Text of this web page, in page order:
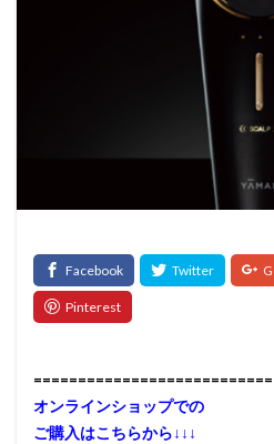
オンラインショップでの
ご購入はこちらから↓↓↓
スキンケア
ビューティーカレッジ
ヘ
髪質改善トリートメント